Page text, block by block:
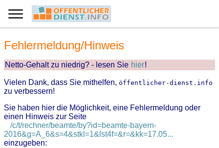
Fehlermeldung/Hinweis
Netto-Gehalt zu niedrig? - lesen Sie hier!
Vielen Dank, dass Sie mithelfen, öffentlicher-dienst.info
zu verbessern!
Sie haben hier die Möglichkeit, eine Fehlermeldung oder
einen Hinweis zur Seite
/c/t/rechner/beamte/by?id=beamte-bayern-
2016&g=A_6&s=4&stkl=1&lst4f=&r=&kk=17.05...
einzugeben: